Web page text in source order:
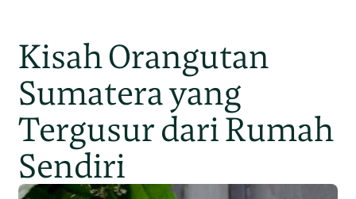
Kisah Orangutan
Sumatera yang
Tergusur dari Rumah
Sendiri